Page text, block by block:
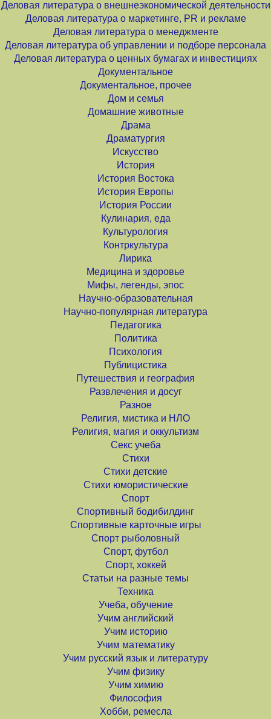
Деловая литература о внешнеэкономической деятельности
Деловая литература о маркетинге, PR и рекламе
Деловая литература о менеджменте
Деловая литература об управлении и подборе персонала
Деловая литература о ценных бумагах и инвестициях
Документальное
Документальное, прочее
Дом и семья
Домашние животные
Драма
Драматургия
Искусство
История
История Востока
История Европы
История России
Кулинария, еда
Культурология
Контркультура
Лирика
Медицина и здоровье
Мифы, легенды, эпос
Научно-образовательная
Научно-популярная литература
Педагогика
Политика
Психология
Публицистика
Путешествия и география
Развлечения и досуг
Разное
Религия, мистика и НЛО
Религия, магия и оккультизм
Секс учеба
Стихи
Стихи детские
Стихи юмористические
Спорт
Спортивный бодибилдинг
Спортивные карточные игры
Спорт рыболовный
Спорт, футбол
Спорт, хоккей
Статьи на разные темы
Техника
Учеба, обучение
Учим английский
Учим историю
Учим математику
Учим русский язык и литературу
Учим физику
Учим химию
Философия
Хобби, ремесла